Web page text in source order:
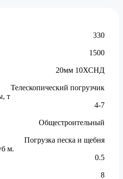
330
1500
20мм 10ХСНД
Телескопический погрузчик
т
4-7
Общестроительный
Погрузка песка и щебня
м.
0.5
8